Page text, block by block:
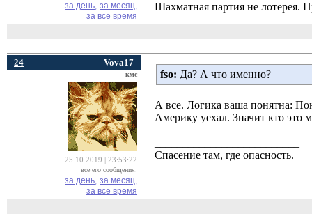
за день, за месяц,
за все время
Шахматная партия не
24 Vova17
кмс
25.10.2019 | 23:53:22
все его сообщения:
за день, за месяц,
за все время
fso: Да? А что именно?
А все. Логика ваша понятна:
Америку уехал. Значит кто
Спасение там, где опасность.